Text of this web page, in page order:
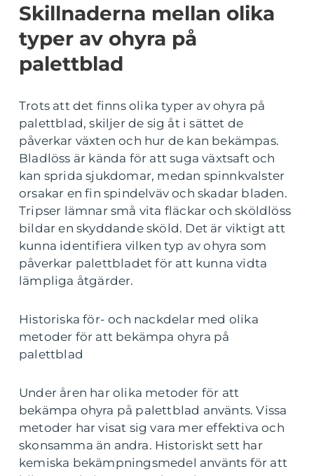
Skillnaderna mellan olika
typer av ohyra på
palettblad
Trots att det finns olika typer av ohyra på
palettblad, skiljer de sig åt i sättet de
påverkar växten och hur de kan bekämpas.
Bladlöss är kända för att suga växtsaft och
kan sprida sjukdomar, medan spinnkvalster
orsakar en fin spindelväv och skadar bladen.
Tripser lämnar små vita fläckar och sköldlöss
bildar en skyddande sköld. Det är viktigt att
kunna identifiera vilken typ av ohyra som
påverkar palettbladet för att kunna vidta
lämpliga åtgärder.
Historiska för- och nackdelar med olika
metoder för att bekämpa ohyra på
palettblad
Under åren har olika metoder för att
bekämpa ohyra på palettblad använts. Vissa
metoder har visat sig vara mer effektiva och
skonsamma än andra. Historiskt sett har
kemiska bekämpningsmedel använts för att